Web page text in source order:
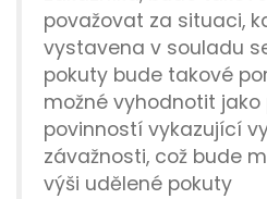
považovat za situaci,
vystavena v souladu
pokuty bude takové
možné vyhodnotit jako
povinností vykazující
závažnosti, což bude
výši udělené pokuty